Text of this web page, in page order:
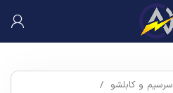
سرسیم و کابلشو